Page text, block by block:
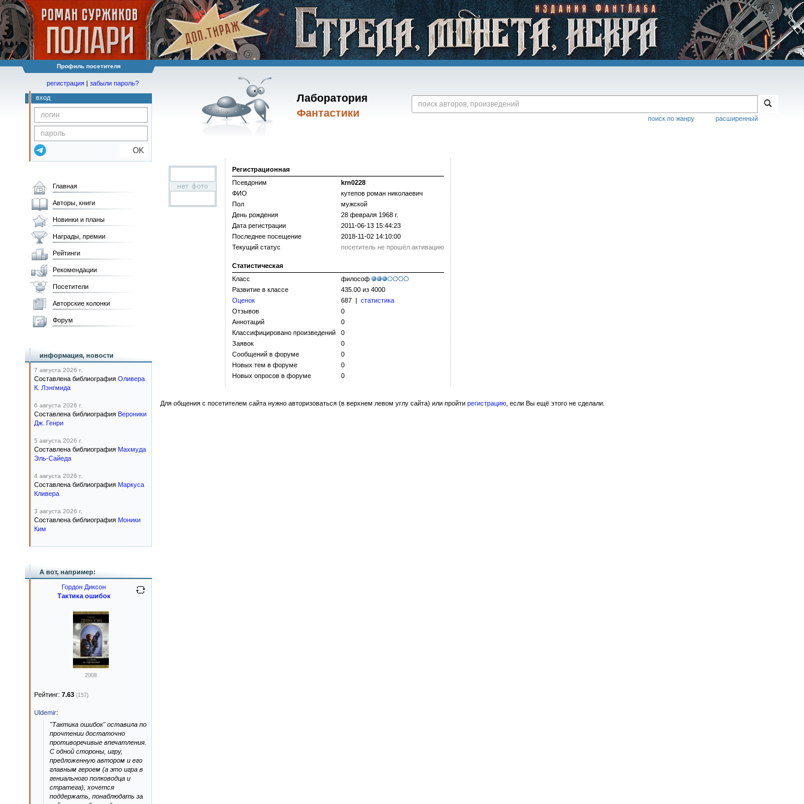
Профиль посетителя
Лаборатория
Фантастики
расширенный
поиск по жанру
регистрация | забыли пароль?
вход
OK
Регистрационная
Псевдоним
krn0228
ФИО
кутепов роман николаевич
Пол
мужской
День рождения
28 февраля 1968 г.
Дата регистрации
2011-06-13 15:44:23
Последнее посещение
2018-11-02 14:10:00
Текущий статус
посетитель не прошёл активацию
Статистическая
Класс
философ
Развитие в классе
435.00 из 4000
Оценок
687 | статистика
Отзывов
0
Аннотаций
0
Классифицировано произведений
0
Заявок
0
Сообщений в форуме
0
Новых тем в форуме
0
Новых опросов в форуме
0
Для общения с посетителем сайта нужно авторизоваться (в верхнем левом углу сайта) или пройти регистрацию , если Вы ещё этого не сделали.
Главная
Авторы, книги
Новинки и планы
Награды, премии
Рейтинги
Рекомендации
Посетители
Авторские колонки
Форум
информация, новости
7 августа 2026 г.
Составлена библиография Оливера
К. Лэнгмида
6 августа 2026 г.
Составлена библиография Вероники
Дж. Генри
5 августа 2026 г.
Составлена библиография Махмуда
Эль-Сайеда
4 августа 2026 г.
Составлена библиография Маркуса
Кливера
3 августа 2026 г.
Составлена библиография Моники
Ким
А вот, например:
Гордон Диксон
Тактика ошибок
2008
Рейтинг: 7.63 (157)
Uldemir:
"Тактика ошибок" оставила по
прочтении достаточно
противоречивые впечатления.
С одной стороны, игру,
предложенную автором и его
главным героем (а это игра в
гениального полководца и
стратега), хочется
поддержать, понаблюдать за